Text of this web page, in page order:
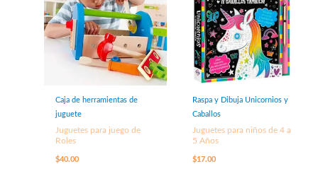
Caja de herramientas de
juguete
Juguetes para juego de
Roles
$40.00
Raspa y Dibuja Unicornios y
Caballos
Juguetes para niños de 4 a
5 Años
$17.00